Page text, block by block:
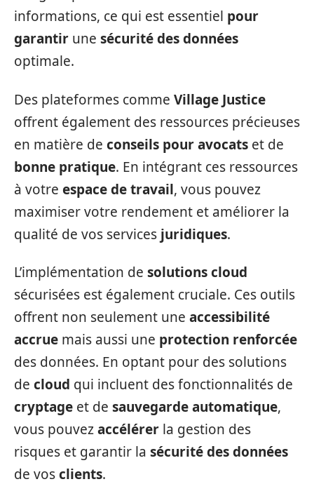
informations, ce qui est essentiel pour
garantir une sécurité des données
optimale.
Des plateformes comme Village Justice
offrent également des ressources précieuses
en matière de conseils pour avocats et de
bonne pratique. En intégrant ces ressources
à votre espace de travail, vous pouvez
maximiser votre rendement et améliorer la
qualité de vos services juridiques.
L’implémentation de solutions cloud
sécurisées est également cruciale. Ces outils
offrent non seulement une accessibilité
accrue mais aussi une protection renforcée
des données. En optant pour des solutions
de cloud qui incluent des fonctionnalités de
cryptage et de sauvegarde automatique,
vous pouvezaccélérer la gestion des
risques et garantir la sécurité des données
de vosclients.